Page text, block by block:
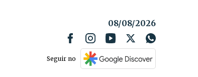
08/08/2026
Seguir no